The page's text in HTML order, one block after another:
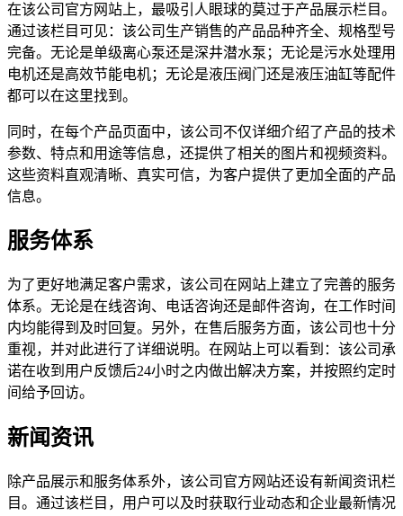
在该公司官方网站上，最吸引人眼球的莫过于产品展示栏目。
通过该栏目可见：该公司生产销售的产品品种齐全、规格型号
完备。无论是单级离心泵还是深井潜水泵；无论是污水处理用
电机还是高效节能电机；无论是液压阀门还是液压油缸等配件
都可以在这里找到。
同时，在每个产品页面中，该公司不仅详细介绍了产品的技术
参数、特点和用途等信息，还提供了相关的图片和视频资料。
这些资料直观清晰、真实可信，为客户提供了更加全面的产品
信息。
服务体系
为了更好地满足客户需求，该公司在网站上建立了完善的服务
体系。无论是在线咨询、电话咨询还是邮件咨询，在工作时间
内均能得到及时回复。另外，在售后服务方面，该公司也十分
重视，并对此进行了详细说明。在网站上可以看到：该公司承
诺在收到用户反馈后24小时之内做出解决方案，并按照约定时
间给予回访。
新闻资讯
除产品展示和服务体系外，该公司官方网站还设有新闻资讯栏
目。通过该栏目，用户可以及时获取行业动态和企业最新情况